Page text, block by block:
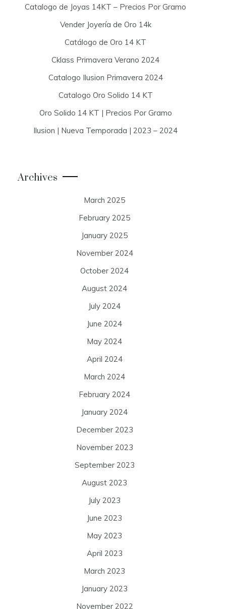
Catalogo de Joyas 14KT – Precios Por Gramo
Vender Joyería de Oro 14k
Catálogo de Oro 14 KT
Cklass Primavera Verano 2024
Catalogo Ilusion Primavera 2024
Catalogo Oro Solido 14 KT
Oro Solido 14 KT | Precios Por Gramo
Ilusion | Nueva Temporada | 2023 – 2024
Archives
March 2025
February 2025
January 2025
November 2024
October 2024
August 2024
July 2024
June 2024
May 2024
April 2024
March 2024
February 2024
January 2024
December 2023
November 2023
September 2023
August 2023
July 2023
June 2023
May 2023
April 2023
March 2023
January 2023
November 2022